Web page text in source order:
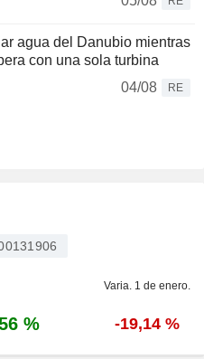
agua del Danubio mientras
con una sola turbina
04/08
RE
Varia. 1 de enero.
% -19,14 %